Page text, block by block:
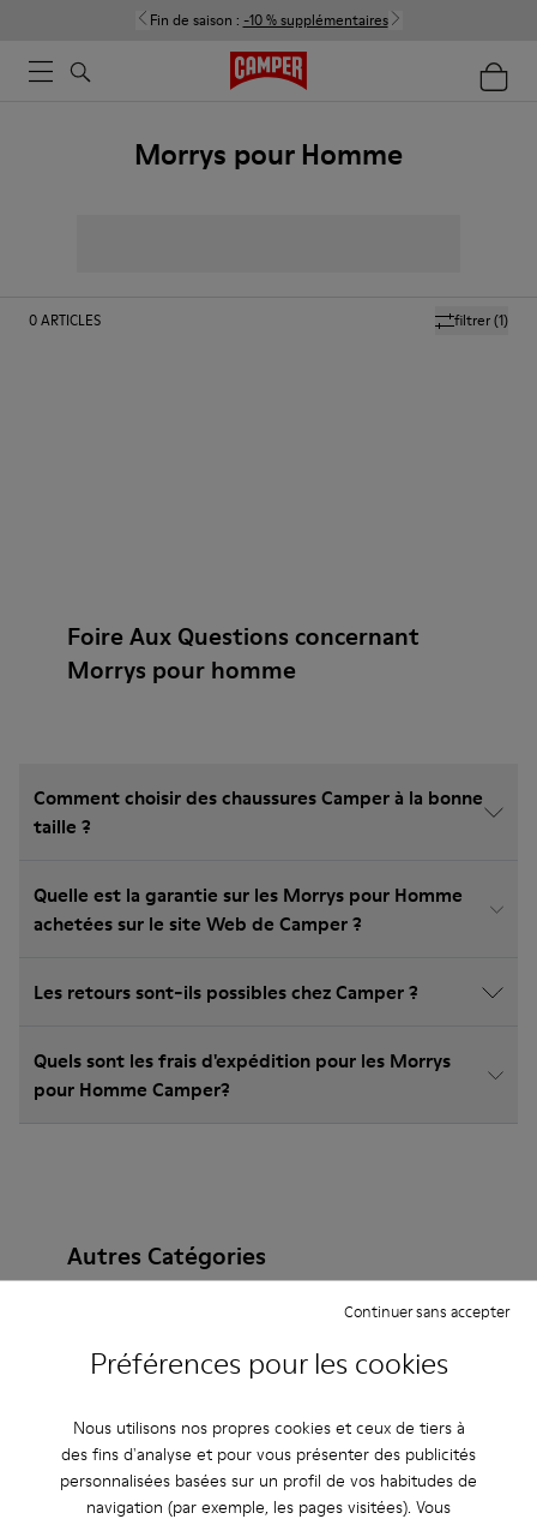
Préférences pour les cookies
Nous utilisons nos propres cookies et ceux de tiers à
des fins d'analyse et pour vous présenter des publicités
personnalisées basées sur un profil de vos habitudes de
navigation (par exemple, les pages visitées). Vous
Continuer sans accepter
Fin de saison : -10 % supplémentaires
Morrys pour Homme
filtrer(1)
0ARTICLES
Foire Aux Questions concernant
Morrys pour homme
Comment choisir des chaussures Camper à la bonne
taille ?
Quelle est la garantie sur les Morrys pour Homme
achetées sur le site Web de Camper ?
Les retours sont-ils possibles chez Camper ?
Quels sont les frais d'expédition pour les Morrys
pour Homme Camper?
Autres Catégories
Bottines Non Leather
Ballerines
Chaussures à lacets
Mocassins
Clogs
Bottes
Chaussures casual
Baskets
Chaussons
Chaussures habillées